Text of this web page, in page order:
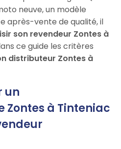
neuve, un modèle
après-vente de qualité, il
son revendeur Zontes à
ce guide les critères
distributeur Zontes à
un
Zontes à Tinteniac